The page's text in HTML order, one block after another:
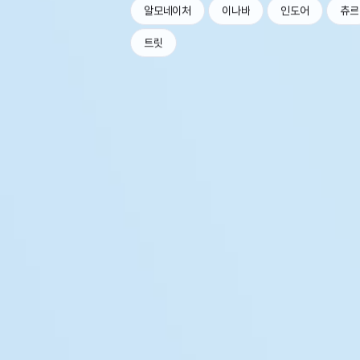
알모네이처 이나바 인도어 츄르
트릿